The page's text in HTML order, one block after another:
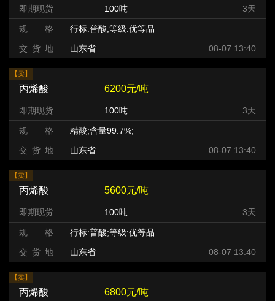
即期现货 100吨 3天
规 格
行标:普酸;等级:优等品
交 货 地
山东省 08-07 13:40
【卖】
丙烯酸 6200元/吨
即期现货 100吨 3天
规 格
精酸;含量99.7%;
交 货 地
山东省 08-07 13:40
【卖】
丙烯酸 5600元/吨
即期现货 100吨 3天
规 格
行标:普酸;等级:优等品
交 货 地
山东省 08-07 13:40
【卖】
丙烯酸 6800元/吨